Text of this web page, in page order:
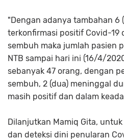
"Dengan adanya tambahan 6
terkonfirmasi positif Covid-19
sembuh maka jumlah pasien
NTB sampai hari ini (16/4/
sebanyak 47 orang, dengan
sembuh, 2 (dua) meninggal
masih positif dan dalam
Dilanjutkan Mamiq Gita,
dan deteksi dini penularan